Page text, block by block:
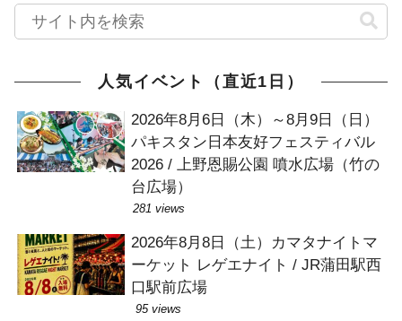
人気イベント（直近1日）
2026年8月6日（木）～8月9日（日）
パキスタン日本友好フェスティバル
2026 / 上野恩賜公園 噴水広場（竹の
台広場）
281 views
2026年8月8日（土）カマタナイトマ
ーケット レゲエナイト / JR蒲田駅西
口駅前広場
95 views